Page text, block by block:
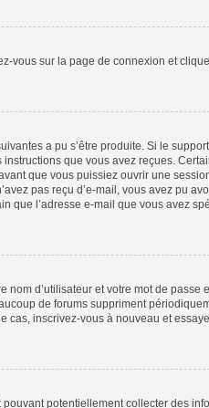
vous sur la page de connexion et
a pu s’être produite. Si le
que vous avez reçues.
que vous puissiez ouvrir une
pas reçu d’e-mail, vous avez pu
que l’adresse e-mail que vous avez
nom d’utilisateur et votre mot de passe
de forums suppriment
cas, inscrivez-vous à nouveau et
pouvant potentiellement collecter des